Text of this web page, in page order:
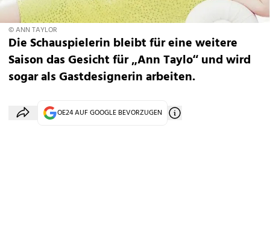
© ANN TAYLOR
Die Schauspielerin bleibt für eine weitere
Saison das Gesicht für „Ann Taylo“ und wird
sogar als Gastdesignerin arbeiten.
OE24 AUF GOOGLE BEVORZUGEN